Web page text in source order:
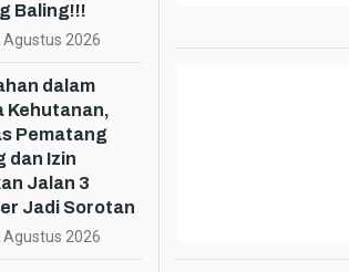
Baling!!!
Agustus 2026
dalam
Kehutanan,
Pematang
dan Izin
Jalan 3
Jadi Sorotan
Agustus 2026